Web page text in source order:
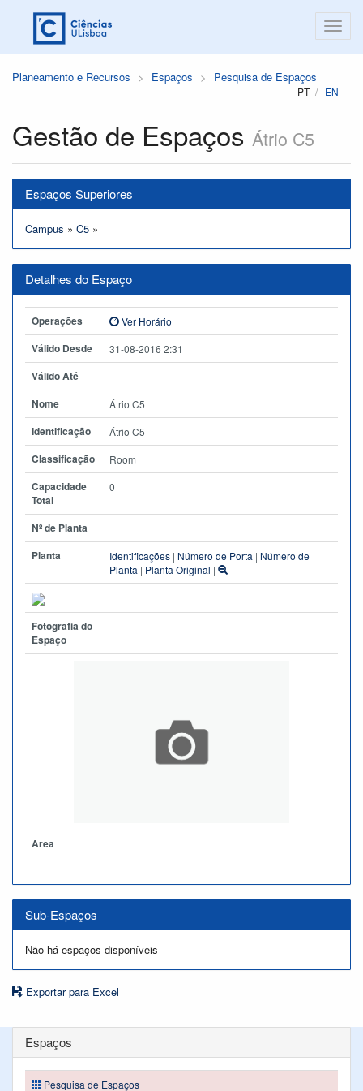
Planeamento e Recursos Espaços Pesquisa de Espaços
PT EN
Gestão de Espaços Átrio C5
Espaços Superiores
Campus » C5 »
Detalhes do Espaço
Operações Ver Horário
Válido Desde 31-08-2016 2:31
Válido Até
Nome
Átrio C5
Identificação Átrio C5
Classificação Room
Capacidade
Total
0
Nº de Planta
Planta
Identificações | Número de Porta | Número de
Planta | Planta Original |
Fotografia do
Espaço
Àrea
Sub-Espaços
Não há espaços disponíveis
Exportar para Excel
Espaços
Pesquisa de Espaços